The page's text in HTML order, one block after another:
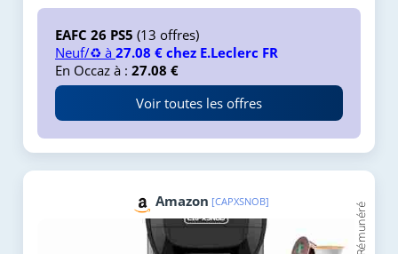
EAFC 26 PS5 (13 offres)
Neuf/♻️ à 27.08 € chez E.Leclerc FR
En Occaz à : 27.08 €
Voir toutes les offres
Amazon [CAPXSNOB]